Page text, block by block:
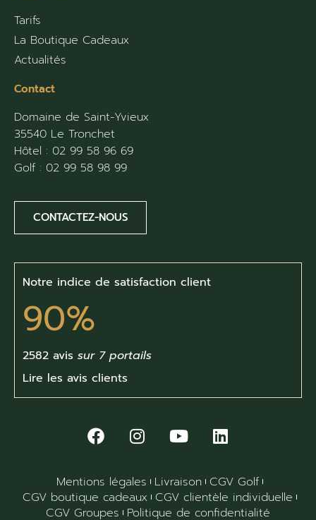
Tarifs
La Boutique Cadeaux
Actualités
Contact
Domaine de Saint-Yvieux
35540 Le Tronchet
Hôtel : 02 99 58 96 69
Golf : 02 99 58 98 99
CONTACTEZ-NOUS
Notre indice de satisfaction client
90%
2582 avis sur 7 portails
Lire les avis clients
Mentions légales Livraison CGV Golf
CGV boutique cadeaux CGV clientèle individuelle
CGV Groupes Politique de confidentialité